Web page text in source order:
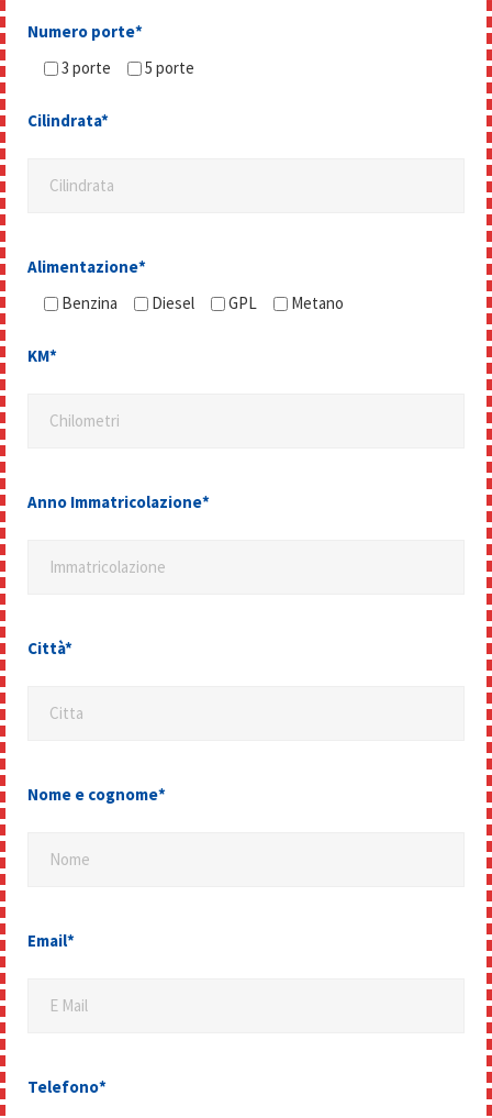
Si prega di lasciare vuoto questo campo.
Numero porte*
3 porte
5 porte
Cilindrata*
Cilindrata
Alimentazione*
Benzina
Diesel GPL Metano
KM*
Chilometri
Anno Immatricolazione*
Immatricolazione
Città*
Citta
Nome e cognome*
Nome
Email*
E Mail
Telefono*